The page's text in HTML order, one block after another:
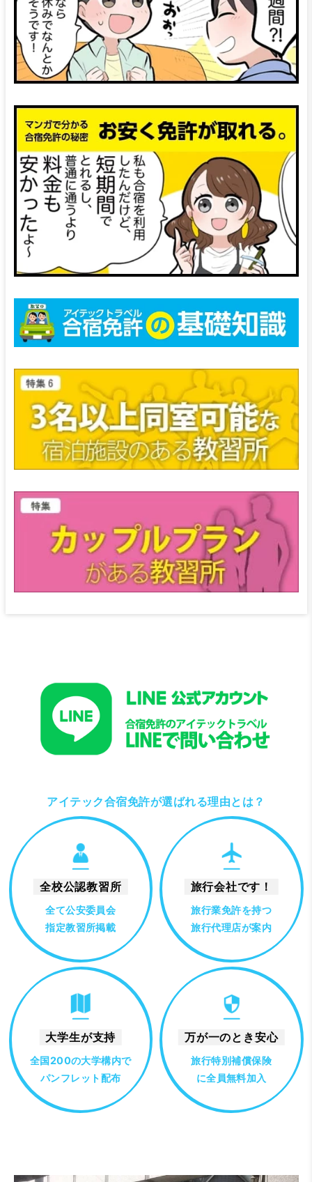
アイテック合宿免許が選ばれる理由とは？
全校公認教習所
全て公安委員会
指定教習所掲載
旅行会社です！
旅行業免許を持つ
旅行代理店が案内
大学生が支持
全国200の大学構内で
パンフレット配布
万が一のとき安心
旅行特別補償保険
に全員無料加入